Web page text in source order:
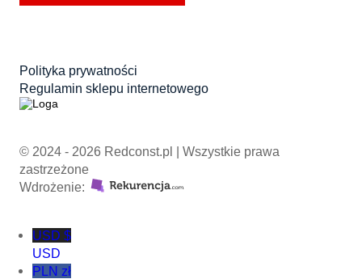
Polityka prywatności
Regulamin sklepu internetowego
© 2024 - 2026 Redconst.pl | Wszystkie prawa
zastrzeżone
Wdrożenie:
USD $
USD
PLN zł